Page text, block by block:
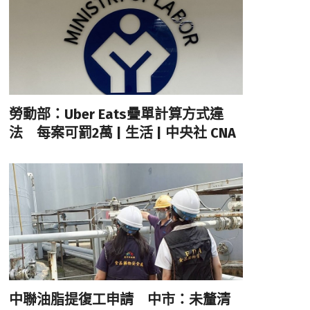
勞動部：Uber Eats疊單計算方式違
法 每案可罰2萬 | 生活 | 中央社 CNA
中聯油脂提復工申請 中市：未釐清